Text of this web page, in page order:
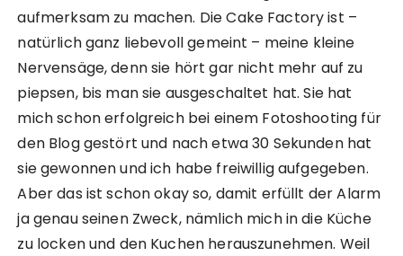
aufmerksam zu machen. Die Cake Factory ist –
natürlich ganz liebevoll gemeint – meine kleine
Nervensäge, denn sie hört gar nicht mehr auf zu
piepsen, bis man sie ausgeschaltet hat. Sie hat
mich schon erfolgreich bei einem Fotoshooting für
den Blog gestört und nach etwa 30 Sekunden hat
sie gewonnen und ich habe freiwillig aufgegeben.
Aber das ist schon okay so, damit erfüllt der Alarm
ja genau seinen Zweck, nämlich mich in die Küche
zu locken und den Kuchen herauszunehmen. Weil